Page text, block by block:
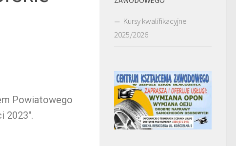
Powiatowego
2023″.
Kursy kwalifikacyjne
2025/2026